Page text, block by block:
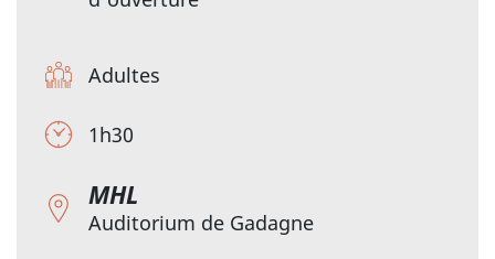
Adultes
1h30
MHL
Auditorium de Gadagne